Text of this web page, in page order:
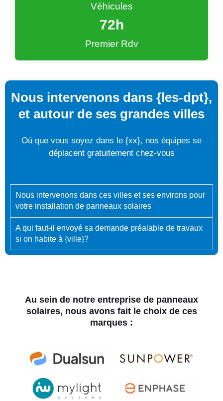
Véhicules
Premier Rdv
72h
Nous intervenons dans {les-dpt},
et autour de ses grandes villes
Où que vous soyez dans le {xx}, nos équipes se
déplacent gratuitement chez-vous
Nous intervenons dans ces villes et ses environs pour
votre installation de panneaux solaires
A qui faut-il envoyé sa demande préalable de travaux
si on habite à {ville}?
Au sein de notre entreprise de panneaux
solaires, nous avons fait le choix de ces
marques :